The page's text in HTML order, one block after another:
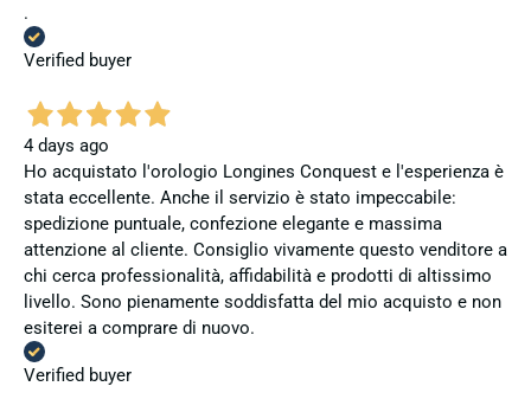
.
Verified buyer
4 days ago
Ho acquistato l'orologio Longines Conquest e l'esperienza è
stata eccellente. Anche il servizio è stato impeccabile:
spedizione puntuale, confezione elegante e massima
attenzione al cliente. Consiglio vivamente questo venditore a
chi cerca professionalità, affidabilità e prodotti di altissimo
livello. Sono pienamente soddisfatta del mio acquisto e non
esiterei a comprare di nuovo.
Verified buyer